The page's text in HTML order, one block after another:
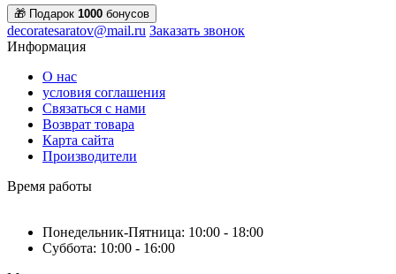
🎁 Подарок 1000 бонусов
decoratesaratov@mail.ru Заказать звонок
Информация
О нас
условия соглашения
Связаться с нами
Возврат товара
Карта сайта
Производители
Время работы
Понедельник-Пятница: 10:00 - 18:00
Суббота: 10:00 - 16:00